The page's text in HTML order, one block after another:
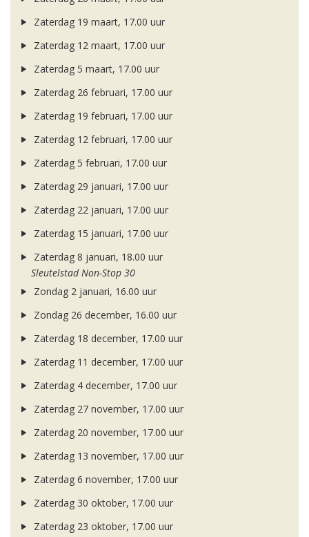
Zaterdag 19 maart, 17.00 uur
Zaterdag 12 maart, 17.00 uur
Zaterdag 5 maart, 17.00 uur
Zaterdag 26 februari, 17.00 uur
Zaterdag 19 februari, 17.00 uur
Zaterdag 12 februari, 17.00 uur
Zaterdag 5 februari, 17.00 uur
Zaterdag 29 januari, 17.00 uur
Zaterdag 22 januari, 17.00 uur
Zaterdag 15 januari, 17.00 uur
Zaterdag 8 januari, 18.00 uur
Sleutelstad Non-Stop 30
Zondag 2 januari, 16.00 uur
Zondag 26 december, 16.00 uur
Zaterdag 18 december, 17.00 uur
Zaterdag 11 december, 17.00 uur
Zaterdag 4 december, 17.00 uur
Zaterdag 27 november, 17.00 uur
Zaterdag 20 november, 17.00 uur
Zaterdag 13 november, 17.00 uur
Zaterdag 6 november, 17.00 uur
Zaterdag 30 oktober, 17.00 uur
Zaterdag 23 oktober, 17.00 uur